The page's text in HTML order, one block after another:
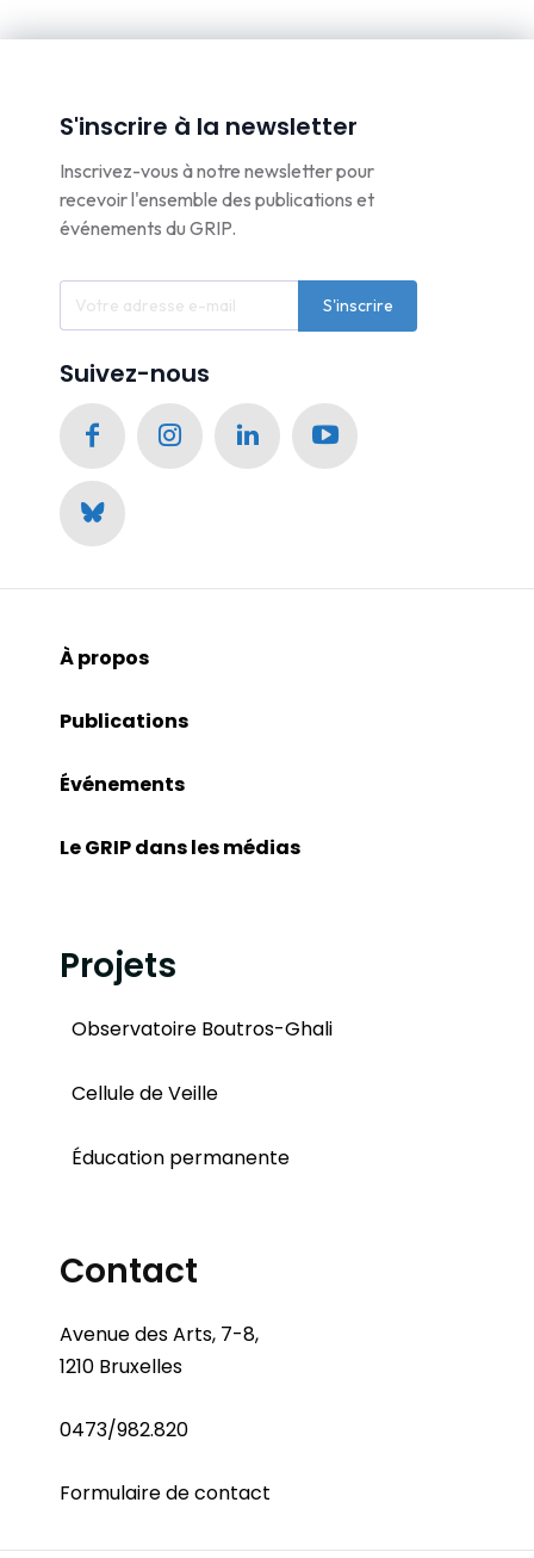
S'inscrire à la newsletter
Inscrivez-vous à notre newsletter pour
recevoir l'ensemble des publications et
événements du GRIP.
S'inscrire
Suivez-nous
À propos
Publications
Événements
Le GRIP dans les médias
Projets
Observatoire Boutros-Ghali
Cellule de Veille
Éducation permanente
Contact
Avenue des Arts, 7-8,
1210 Bruxelles
0473/982.820
Formulaire de contact